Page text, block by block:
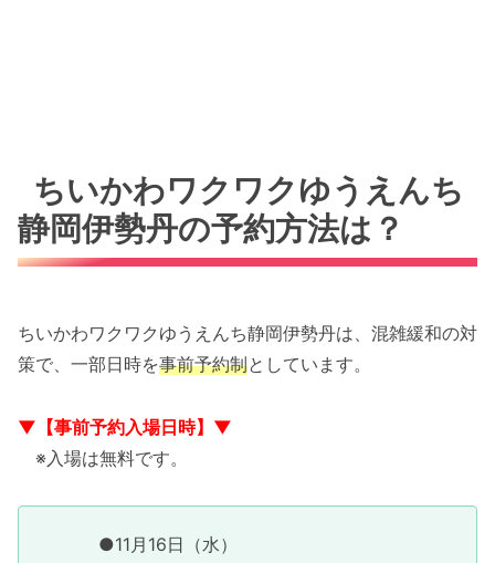
ちいかわワクワクゆうえんち
静岡伊勢丹の予約方法は？
ちいかわワクワクゆうえんち静岡伊勢丹は、混雑緩和の対
策で、一部日時を事前予約制としています。
▼【事前予約入場日時】▼
※入場は無料です。
●11月16日（水）